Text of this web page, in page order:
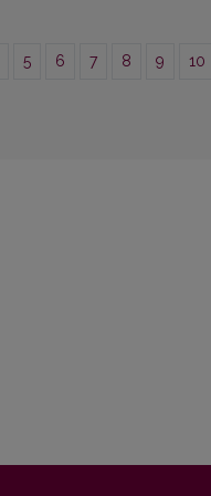
5 6 7 8 9 10